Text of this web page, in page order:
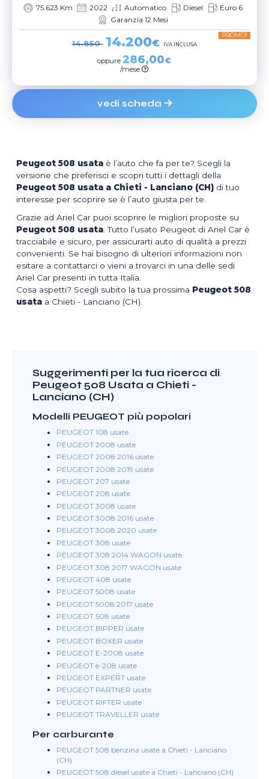
75.623 Km 2022 Automatico Diesel
Euro 6
Garanzia 12 Mesi
14.850 14.200€
PROMO!
IVA INCLUSA
oppure 286,00€
/mese
vedi scheda
Peugeot 508 usata è l’auto che fa per te? Scegli la
versione che preferisci e scopri tutti i dettagli della
Peugeot 508 usata a Chieti - Lanciano (CH) di tuo
interesse per scoprire se è l’auto giusta per te.
Grazie ad Ariel Car puoi scoprire le migliori proposte su
Peugeot 508 usata . Tutto l’usato Peugeot di Ariel Car è
tracciabile e sicuro, per assicurarti auto di qualità a prezzi
convenienti. Se hai bisogno di ulteriori informazioni non
esitare a contattarci o vieni a trovarci in una delle sedi
Ariel Car presenti in tutta Italia.
Cosa aspetti? Scegli subito la tua prossima Peugeot 508
usata a Chieti - Lanciano (CH).
Suggerimenti per la tua ricerca di
Peugeot 508 Usata a Chieti -
Lanciano (CH)
Modelli PEUGEOT più popolari
PEUGEOT 108 usate
PEUGEOT 2008 usate
PEUGEOT 2008 2016 usate
PEUGEOT 2008 2019 usate
PEUGEOT 207 usate
PEUGEOT 208 usate
PEUGEOT 3008 usate
PEUGEOT 3008 2016 usate
PEUGEOT 3008 2020 usate
PEUGEOT 308 usate
PEUGEOT 308 2014 WAGON usate
PEUGEOT 308 2017 WAGON usate
PEUGEOT 408 usate
PEUGEOT 5008 usate
PEUGEOT 5008 2017 usate
PEUGEOT 508 usate
PEUGEOT BIPPER usate
PEUGEOT BOXER usate
PEUGEOT E-2008 usate
PEUGEOT e-208 usate
PEUGEOT EXPERT usate
PEUGEOT PARTNER usate
PEUGEOT RIFTER usate
PEUGEOT TRAVELLER usate
Per carburante
PEUGEOT 508 benzina usate a Chieti - Lanciano
(CH)
PEUGEOT 508 diesel usate a Chieti - Lanciano (CH)